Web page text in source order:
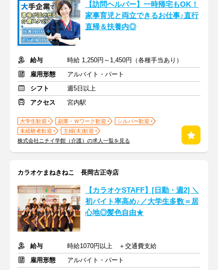
【訪問ヘルパー】一時帰宅もOK！
家事育児と両立できるお仕事♪直行
直帰＆扶養内◎
給与
時給 1,250円～1,450円（各種手当あり）
雇用形態
アルバイト・パート
シフト
週5日以上
アクセス
宮内駅
大学生歓迎 副業・Ｗワーク歓迎
シルバー歓迎
未経験者歓迎
主婦(夫)歓迎
株式会社ニチイ学館（介護）の求人一覧を見る
カラオケまねきねこ 長岡古正寺店
【カラオケSTAFF】[日勤・週2] ＼
初バイト率高め♪／大学生多数＝居
心地◎髪色自由★
給与
時給1070円以上 ＋交通費支給
雇用形態
アルバイト・パート